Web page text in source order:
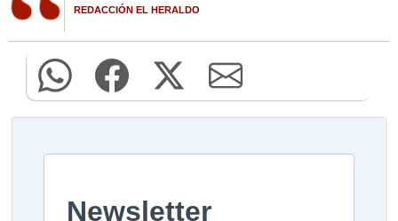
REDACCIÓN EL HERALDO